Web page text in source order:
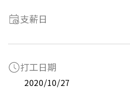
支薪日
打工日期
2020/10/27